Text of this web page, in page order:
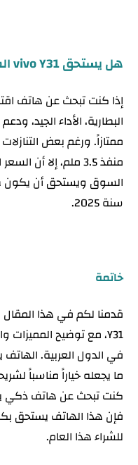
هل يستحق vivo Y31 الشراء؟
إذا كنت تبحث عن هاتف
ممتازاً. ورغم بعض
منفذ 3.5 ملم، إلا
السوق ويستحق أن يكون
سنة 2025.
خاتمة
في الدول العربية. الهاتف
ما يجعله خياراً مناسباً
كنت تبحث عن هاتف ذكي
فإن هذا الهاتف يستحق
للشراء هذا العام.